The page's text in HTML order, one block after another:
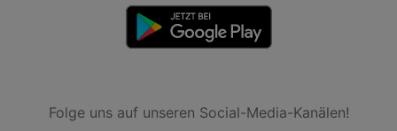
Folge uns auf unseren Social-Media-Kanälen!